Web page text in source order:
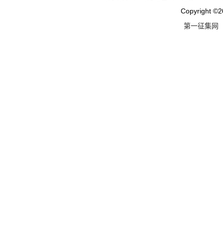
Copyright ©
第一征集网